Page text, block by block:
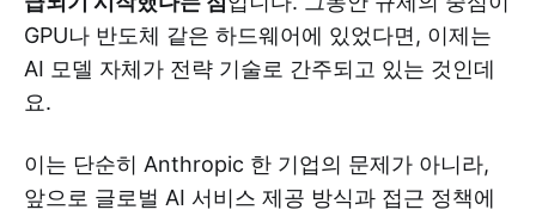
GPU나 반도체 같은 하드웨어에 있었다면, 이제는
AI 모델 자체가 전략 기술로 간주되고 있는 것인데
요.
이는 단순히 Anthropic 한 기업의 문제가 아니라,
앞으로 글로벌 AI 서비스 제공 방식과 접근 정책에